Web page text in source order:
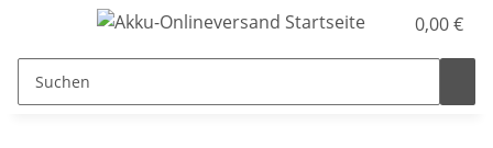
0,00 €